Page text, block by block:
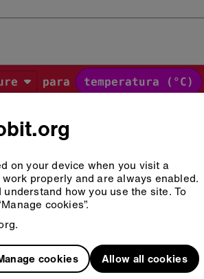
on your device when you visit a
properly and are always enabled.
how you use the site. To
cookies”.
cookies Allow all cookies